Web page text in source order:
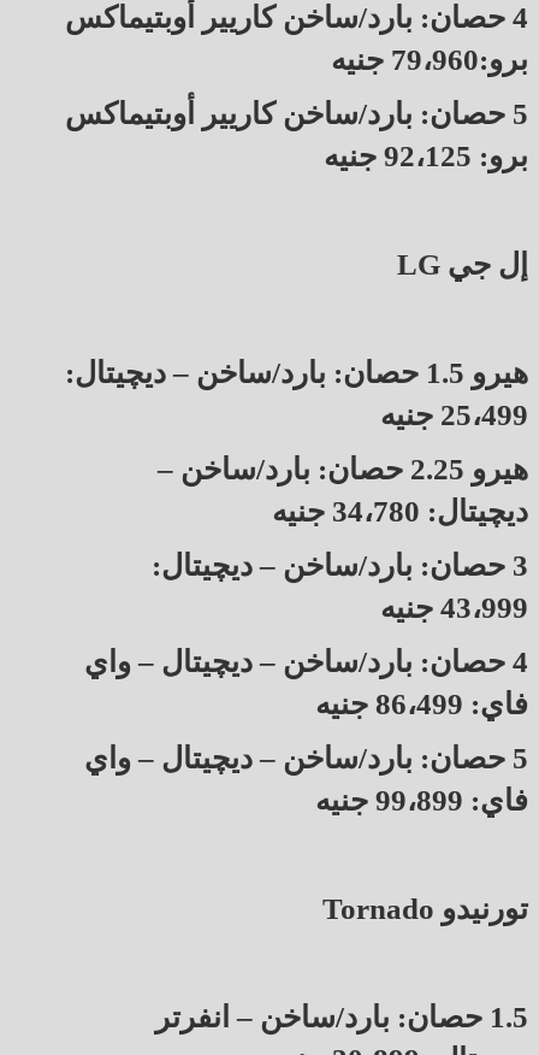
4 حصان: بارد/ساخن كاريير أوبتيماكس
برو:79،960 جنيه
5 حصان: بارد/ساخن كاريير أوبتيماكس
برو: 92،125 جنيه
إل جي LG
هيرو 1.5 حصان: بارد/ساخن – ديچيتال:
25،499 جنيه
هيرو 2.25 حصان: بارد/ساخن –
ديچيتال: 34،780 جنيه
3 حصان: بارد/ساخن – ديچيتال:
43،999 جنيه
4 حصان: بارد/ساخن – ديچيتال – واي
فاي: 86،499 جنيه
5 حصان: بارد/ساخن – ديچيتال – واي
فاي: 99،899 جنيه
تورنيدو Tornado
1.5 حصان: بارد/ساخن – انفرتر